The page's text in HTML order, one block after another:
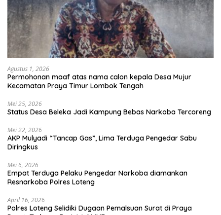
Agustus 1, 2026
Permohonan maaf atas nama calon kepala Desa Mujur
Kecamatan Praya Timur Lombok Tengah
Mei 25, 2026
Status Desa Beleka Jadi ‎Kampung Bebas Narkoba Tercoreng
Mei 22, 2026
AKP Mulyadi “Tancap Gas”, Lima Terduga Pengedar Sabu
Diringkus
Mei 6, 2026
Empat Terduga Pelaku Pengedar Narkoba diamankan
Resnarkoba Polres Loteng
April 16, 2026
Polres Loteng Selidiki Dugaan Pemalsuan Surat di Praya